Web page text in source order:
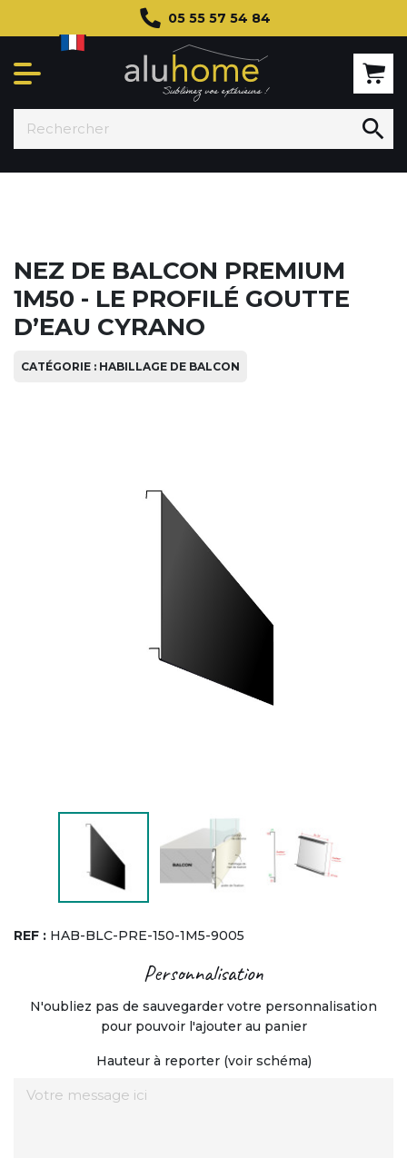
05 55 57 54 84

NEZ DE BALCON PREMIUM
1M50 - LE PROFILÉ GOUTTE
D’EAU CYRANO
CATÉGORIE : HABILLAGE DE BALCON
REF : HAB-BLC-PRE-150-1M5-9005
Personnalisation
N'oubliez pas de sauvegarder votre personnalisation
pour pouvoir l'ajouter au panier
Hauteur à reporter (voir schéma)